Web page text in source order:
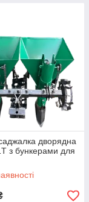
дворядна
з бункерами для